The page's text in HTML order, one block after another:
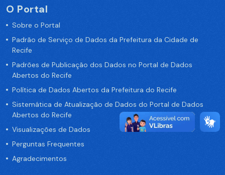
O Portal
Sobre o Portal
Padrão de Serviço de Dados da Prefeitura da Cidade de
Recife
Padrões de Publicação dos Dados no Portal de Dados
Abertos do Recife
Política de Dados Abertos da Prefeitura do Recife
Sistemática de Atualização de Dados do Portal de Dados
Abertos do Recife
Visualizações de Dados
Perguntas Frequentes
Agradecimentos